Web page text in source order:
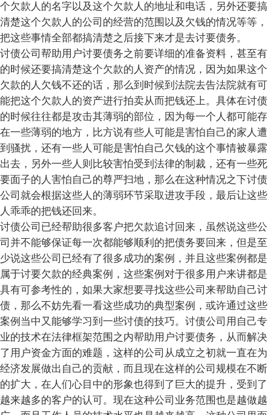
个欠款人的名字以及这个欠款人的地址和电话，另外还要搞
清楚这个欠款人的公司的经营的范围以及欠钱的情况等等，
把这些事情全部都搞清楚之后接下来才是去讨要债务。
讨债公司帮助用户讨要债务之前要详细的准备资料，甚至有
的时候还要搞清楚这个欠款的人资产的情况，因为如果这个
欠款的人欠钱不还的话，那么到时候到法院去告法院就有可
能把这个欠款人的资产进行拍卖从而把钱还上。具体在讨债
的时候往往都是攻击其薄弱的部位，因为每一个人都可能存
在一些薄弱的地方，比方说有些人可能是害怕自己的家人遭
到骚扰，还有一些人可能是害怕自己欠钱的这个事情被暴露
出去，另外一些人则比较害怕受到法律的制裁，还有一些死
要面子的人害怕自己的尊严扫地，那么在这种情况之下讨债
公司就会根据这些人的薄弱环节采取进攻手段，最后让这些
人乖乖的把钱还回来。
讨债公司已经帮助很多客户把欠款追讨回来，虽然说这些公
司并不能够保证每一次都能够顺利的把债务要回来，但是至
少说这些公司已经有了很多成功的案例，并且这些案例都是
属于讨要欠款的经典案例，这些案例对于很多用户来讲都是
具有可参考性的，如果大家想要寻找这些公司来帮助自己讨
债，那么不妨先看一看这些成功的典型案例，或许通过这些
案例当中又能够学习到一些讨债的技巧。讨债公司用自己专
业的技术在法律框架范围之内帮助用户讨要债务，从而解决
了用户资金方面的难题，这样的公司从成立之初就一直在为
经济发展做出自己的贡献，而且现在这样的公司规模在不断
的扩大，在人们心目中的形象也得到了巨大的提升，受到了
越来越多的客户的认可。现在这种公司业务范围也是越做越